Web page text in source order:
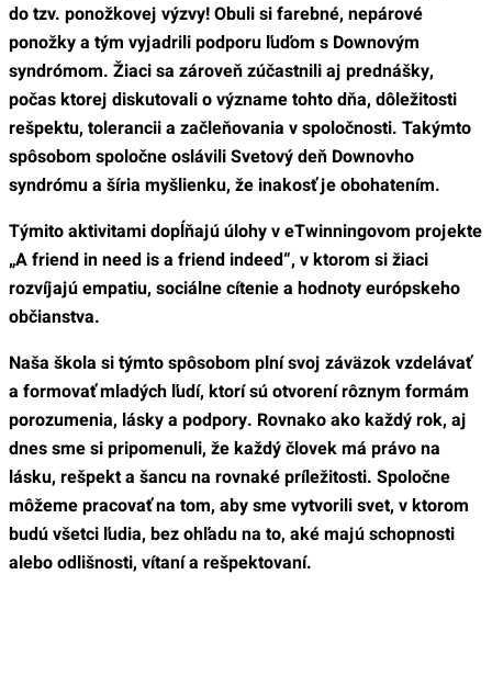
do tzv. ponožkovej výzvy! Obuli si farebné, nepárové
ponožky a tým vyjadrili podporu ľuďom s Downovým
syndrómom. Žiaci sa zároveň zúčastnili aj prednášky,
počas ktorej diskutovali o význame tohto dňa, dôležitosti
rešpektu, tolerancii a začleňovania v spoločnosti. Takýmto
spôsobom spoločne oslávili Svetový deň Downovho
syndrómu a šíria myšlienku, že inakosť je obohatením.
Týmito aktivitami dopĺňajú úlohy v eTwinningovom projekte
„A friend in need is a friend indeed“, v ktorom si žiaci
rozvíjajú empatiu, sociálne cítenie a hodnoty európskeho
občianstva.
Naša škola si týmto spôsobom plní svoj záväzok vzdelávať
a formovať mladých ľudí, ktorí sú otvorení rôznym formám
porozumenia, lásky a podpory. Rovnako ako každý rok, aj
dnes sme si pripomenuli, že každý človek má právo na
lásku, rešpekt a šancu na rovnaké príležitosti. Spoločne
môžeme pracovať na tom, aby sme vytvorili svet, v ktorom
budú všetci ľudia, bez ohľadu na to, aké majú schopnosti
alebo odlišnosti, vítaní a rešpektovaní.